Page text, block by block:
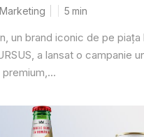
Marketing 5 min
un brand iconic de pe piața
a lansat o campanie